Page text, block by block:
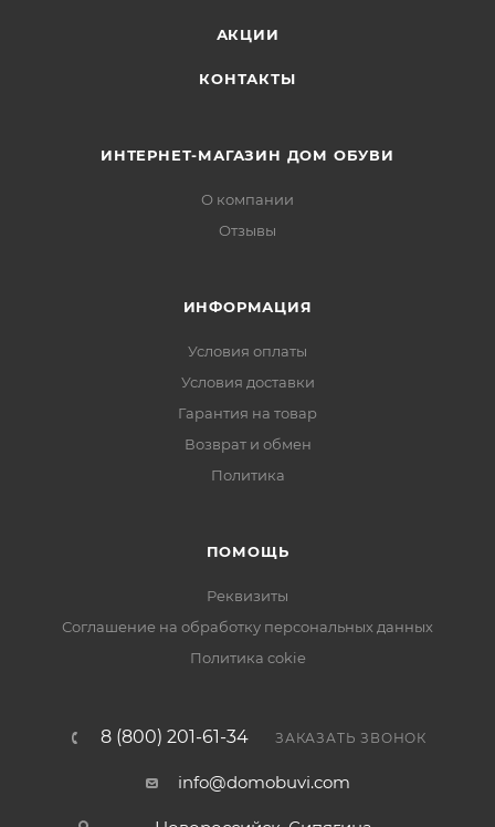
АКЦИИ
КОНТАКТЫ
ИНТЕРНЕТ-МАГАЗИН ДОМ ОБУВИ
О компании
Отзывы
ИНФОРМАЦИЯ
Условия оплаты
Условия доставки
Гарантия на товар
Возврат и обмен
Политика
ПОМОЩЬ
Реквизиты
Соглашение на обработку персональных данных
Политика cokie
8 (800) 201-61-34 ЗАКАЗАТЬ ЗВОНОК
info@domobuvi.com